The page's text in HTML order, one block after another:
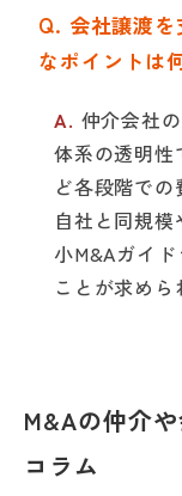
会社譲渡
なポイントは
仲介会社
体系の透明性
ど各段階で
自社と同規
小M&Aガイ
ことが求めら
M&Aの仲介
コラム